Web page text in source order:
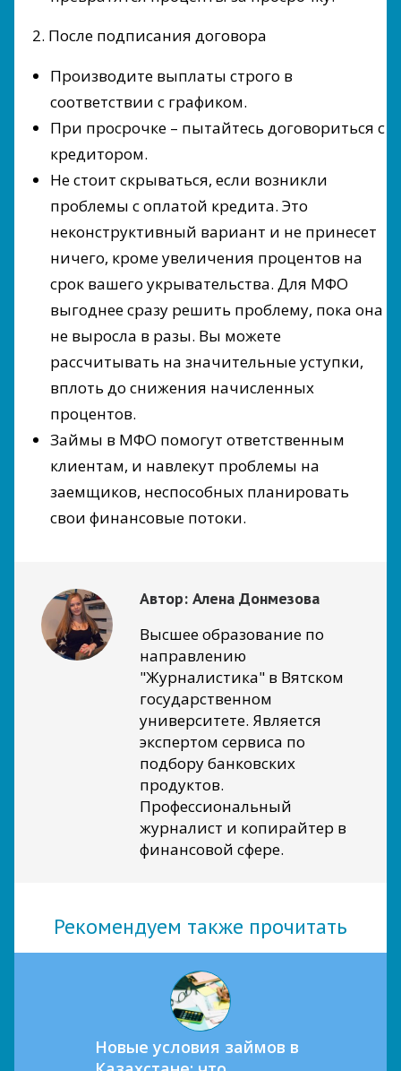
2. После подписания договора
Производите выплаты строго в
соответствии с графиком.
При просрочке – пытайтесь договориться с
кредитором.
Не стоит скрываться, если возникли
проблемы с оплатой кредита. Это
неконструктивный вариант и не принесет
ничего, кроме увеличения процентов на
срок вашего укрывательства. Для МФО
выгоднее сразу решить проблему, пока она
не выросла в разы. Вы можете
рассчитывать на значительные уступки,
вплоть до снижения начисленных
процентов.
Займы в МФО помогут ответственным
клиентам, и навлекут проблемы на
заемщиков, неспособных планировать
свои финансовые потоки.
Автор: Алена Донмезова
Высшее образование по
направлению
"Журналистика" в Вятском
государственном
университете. Является
экспертом сервиса по
подбору банковских
продуктов.
Профессиональный
журналист и копирайтер в
финансовой сфере.
Рекомендуем также прочитать
Новые условия займов в